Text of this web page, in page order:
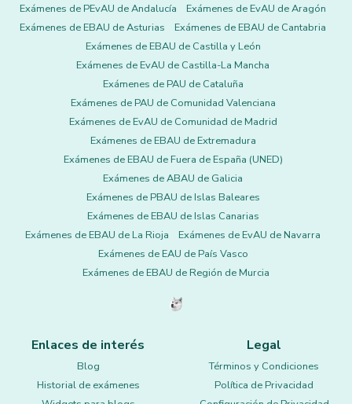
Exámenes de PEvAU de Andalucía
Exámenes de EvAU de Aragón
Exámenes de EBAU de Asturias
Exámenes de EBAU de Cantabria
Exámenes de EBAU de Castilla y León
Exámenes de EvAU de Castilla-La Mancha
Exámenes de PAU de Cataluña
Exámenes de PAU de Comunidad Valenciana
Exámenes de EvAU de Comunidad de Madrid
Exámenes de EBAU de Extremadura
Exámenes de EBAU de Fuera de España (UNED)
Exámenes de ABAU de Galicia
Exámenes de PBAU de Islas Baleares
Exámenes de EBAU de Islas Canarias
Exámenes de EBAU de La Rioja
Exámenes de EvAU de Navarra
Exámenes de EAU de País Vasco
Exámenes de EBAU de Región de Murcia
Enlaces de interés
Blog
Historial de exámenes
Legal
Términos y Condiciones
Política de Privacidad